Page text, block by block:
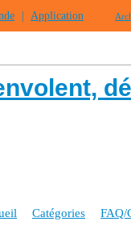
Application
Catégories FAQ/